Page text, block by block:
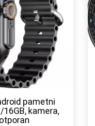
pametni
kamera,